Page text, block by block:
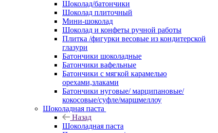
Шоколад/батончики
Шоколад плиточный
Мини-шоколад
Шоколад и конфеты ручной работы
Плитка /фигурки весовые из кондитерской
глазури
Батончики шоколадные
Батончики вафельные
Батончики с мягкой карамелью
орехами,злаками
Батончики нуговые/ марципановые/
кокосовые/суфле/маршмеллоу
Шоколадная паста
Назад
Шоколадная паста